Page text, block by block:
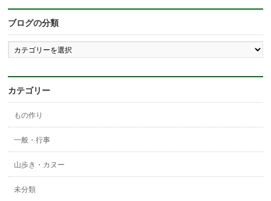
ブログの分類
ブ
ロ
類
カテゴリー
もの作り
一般・行事
山歩き・カヌー
未分類